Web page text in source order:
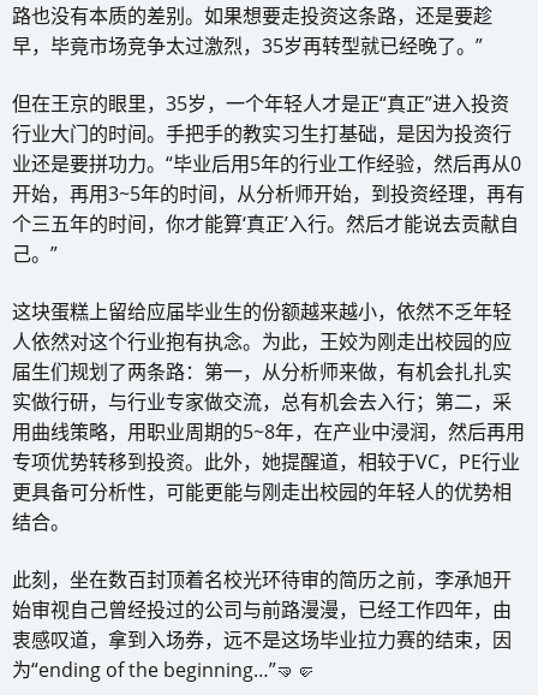
路也没有本质的差别。如果想要走投资这条路，还是要趁
早，毕竟市场竞争太过激烈，35岁再转型就已经晚了。”
但在王京的眼里，35岁，一个年轻人才是正“真正”进入投资
行业大门的时间。手把手的教实习生打基础，是因为投资行
业还是要拼功力。“毕业后用5年的行业工作经验，然后再从0
开始，再用3~5年的时间，从分析师开始，到投资经理，再有
个三五年的时间，你才能算‘真正’入行。然后才能说去贡献自
己。”
这块蛋糕上留给应届毕业生的份额越来越小，依然不乏年轻
人依然对这个行业抱有执念。为此，王姣为刚走出校园的应
届生们规划了两条路：第一，从分析师来做，有机会扎扎实
实做行研，与行业专家做交流，总有机会去入行；第二，采
用曲线策略，用职业周期的5~8年，在产业中浸润，然后再用
专项优势转移到投资。此外，她提醒道，相较于VC，PE行业
更具备可分析性，可能更能与刚走出校园的年轻人的优势相
结合。
此刻，坐在数百封顶着名校光环待审的简历之前，李承旭开
始审视自己曾经投过的公司与前路漫漫，已经工作四年，由
衷感叹道，拿到入场券，远不是这场毕业拉力赛的结束，因
为“ending of the beginning…”🤜🤛